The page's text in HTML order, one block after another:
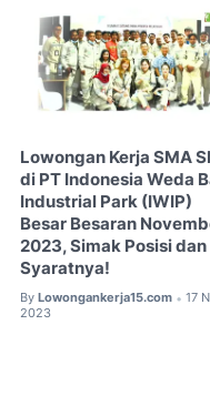
Lowongan Kerja SMA
di PT Indonesia Weda
Industrial Park (IWIP)
Besar Besaran
2023, Simak Posisi dan
Syaratnya!
By Lowongankerja15.com • 17
2023